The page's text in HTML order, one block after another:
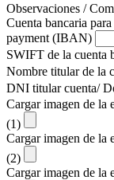
Observaciones /
Cuenta bancaria
payment (IBAN)
SWIFT de la cuenta
Nombre titular de la
DNI titular cuenta/
Cargar imagen de la
(1)
Cargar imagen de la
(2)
Cargar imagen de la